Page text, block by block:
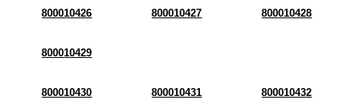
800010426 800010427 800010428
800010429
800010430 800010431 800010432